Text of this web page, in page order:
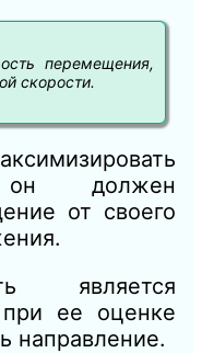
перемещения,
скорости.
должен
от своего
является
при ее оценке
направление.